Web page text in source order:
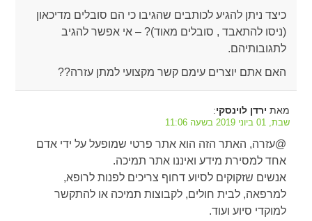
כיצד ניתן להגיע לכותבים שהגיבו כי הם סובלים מדיכאון
(ניסו להתאבד , סובלים מאוד)? – אי אפשר להגיב
לתגובותיהם.
האם אתם יוצרים עימם קשר מקצועי למתן עזרה??
מאת ירדן לוינסקי:
שבת, 01 ביוני 2019 בשעה 11:06
@עזרה, האתר הזה הוא אתר פרטי שמופעל על ידי אדם
אחד למסירת מידע ואיננו אתר תמיכה.
אנשים שזקוקים לסיוע דחוף צריכים לפנות לרופא,
למרפאה, לבית חולים, לקבוצות תמיכה או להתקשר
למוקדי סיוע ועוד.